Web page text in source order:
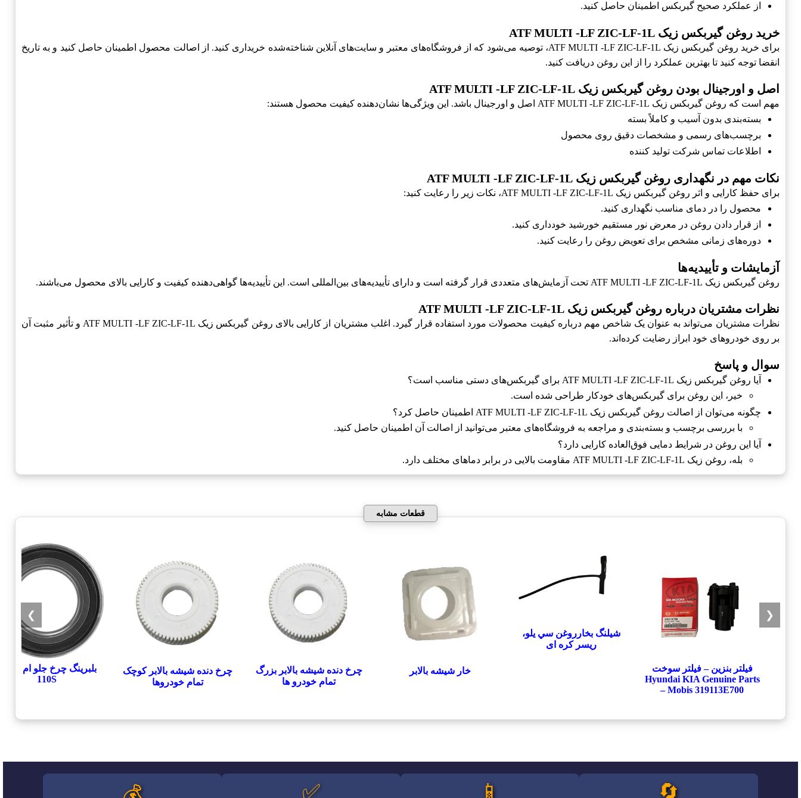
از عملکرد صحیح گیربکس اطمینان حاصل کنید.
خرید روغن گیربکس زیک ATF MULTI -LF ZIC-LF-1L
برای خرید روغن گیربکس زیک ATF MULTI -LF ZIC-LF-1L، توصیه می‌شود که از فروشگاه‌های معتبر و سایت‌های آنلاین شناخته‌شده خریداری کنید. از اصالت محصول اطمینان حاصل کنید و به تاریخ
انقضا توجه کنید تا بهترین عملکرد را از این روغن دریافت کنید.
اصل و اورجینال بودن روغن گیربکس زیک ATF MULTI -LF ZIC-LF-1L
مهم است که روغن گیربکس زیک ATF MULTI -LF ZIC-LF-1L اصل و اورجینال باشد. این ویژگی‌ها نشان‌دهنده کیفیت محصول هستند:
بسته‌بندی بدون آسیب و کاملاً بسته
برچسب‌های رسمی و مشخصات دقیق روی محصول
اطلاعات تماس شرکت تولید کننده
نکات مهم در نگهداری روغن گیربکس زیک ATF MULTI -LF ZIC-LF-1L
برای حفظ کارایی و اثر روغن گیربکس زیک ATF MULTI -LF ZIC-LF-1L، نکات زیر را رعایت کنید:
محصول را در دمای مناسب نگهداری کنید.
از قرار دادن روغن در معرض نور مستقیم خورشید خودداری کنید.
دوره‌های زمانی مشخص برای تعویض روغن را رعایت کنید.
آزمایشات و تأییدیه‌ها
روغن گیربکس زیک ATF MULTI -LF ZIC-LF-1L تحت آزمایش‌های متعددی قرار گرفته است و دارای تأییدیه‌های بین‌المللی است. این تأییدیه‌ها گواهی‌دهنده کیفیت و کارایی بالای محصول می‌باشند.
نظرات مشتریان درباره روغن گیربکس زیک ATF MULTI -LF ZIC-LF-1L
نظرات مشتریان می‌تواند به عنوان یک شاخص مهم درباره کیفیت محصولات مورد استفاده قرار گیرد. اغلب مشتریان از کارایی بالای روغن گیربکس زیک ATF MULTI -LF ZIC-LF-1L و تأثیر مثبت آن
بر روی خودروهای خود ابراز رضایت کرده‌اند.
سوال و پاسخ
آیا روغن گیربکس زیک ATF MULTI -LF ZIC-LF-1L برای گیربکس‌های دستی مناسب است؟
خیر، این روغن برای گیربکس‌های خودکار طراحی شده است.
چگونه می‌توان از اصالت روغن گیربکس زیک ATF MULTI -LF ZIC-LF-1L اطمینان حاصل کرد؟
با بررسی برچسب و بسته‌بندی و مراجعه به فروشگاه‌های معتبر می‌توانید از اصالت آن اطمینان حاصل کنید.
آیا این روغن در شرایط دمایی فوق‌العاده کارایی دارد؟
بله، روغن زیک ATF MULTI -LF ZIC-LF-1L مقاومت بالایی در برابر دماهای مختلف دارد.
قطعات مشابه
فیلتر بنزین – فیلتر سوخت
Hyundai KIA Genuine Parts
– Mobis 319113E700
شيلنگ بخارروغن سي يلو،
ريسر کره ای
خار شیشه بالابر
چرخ دنده شیشه بالابر بزرگ
تمام خودرو ها
چرخ دنده شیشه بالابر کوچک
تمام خودروها
بلبرینگ چرخ جلو ام وی
110S
❮
❯
🔄
📱
✅